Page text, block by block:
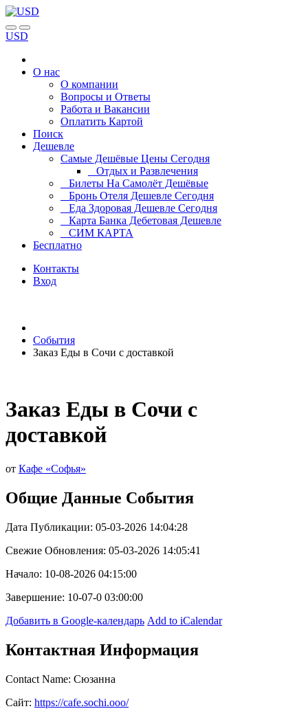
USD
О нас
О компании
Вопросы и Ответы
Работа и Вакансии
Оплатить Картой
Поиск
Дешевле
Самые Дешёвые Цены Сегодня
Отдых и Развлечения
Билеты На Самолёт Дешёвые
Бронь Отеля Дешевле Сегодня
Еда Здоровая Дешевле Сегодня
Карта Банка Дебетовая Дешевле
СИМ КАРТА
Бесплатно
Контакты
Вход
События
Заказ Еды в Сочи с доставкой
Заказ Еды в Сочи с
доставкой
от Кафе «Софья»
Общие Данные События
Дата Публикации: 05-03-2026 14:04:28
Свежие Обновления: 05-03-2026 14:05:41
Начало: 10-08-2026 04:15:00
Завершение: 10-07-0 03:00:00
Добавить в Google-календарь Add to iCalendar
Контактная Информация
Contact Name: Сюзанна
Сайт: https://cafe.sochi.ooo/